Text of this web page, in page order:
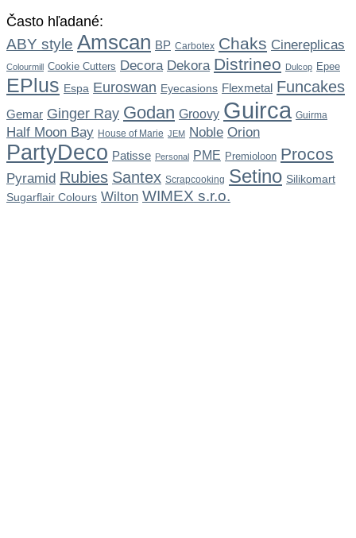
Často hľadané:
ABY style Amscan BP Carbotex Chaks Cinereplicas
Colourmill Cookie Cutters Decora Dekora Distrineo Dulcop Epee
EPlus Espa Euroswan Eyecasions Flexmetal Funcakes
Gemar Ginger Ray Godan Groovy Guirca Guirma
Half Moon Bay House of Marie JEM Noble Orion
PartyDeco Patisse Personal PME Premioloon Procos
Pyramid Rubies Santex Scrapcooking Setino Silikomart
Sugarflair Colours Wilton WIMEX s.r.o.